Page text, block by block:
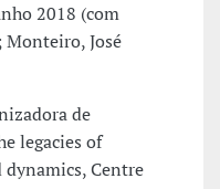
2018 (com
José
de
legacies of
dynamics, Centre